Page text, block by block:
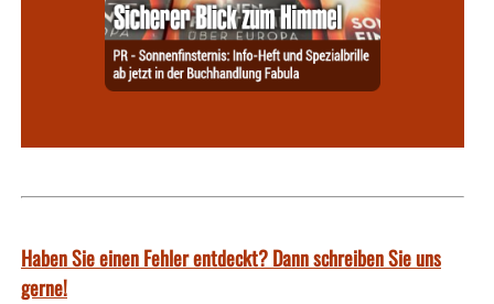
Haben Sie einen Fehler entdeckt? Dann schreiben Sie uns
gerne!